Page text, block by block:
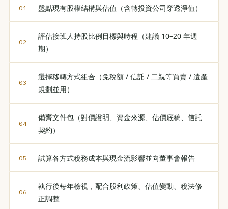
盤點現有股權結構與估值（含轉投資公司穿透淨值）
評估接班人持股比例目標與時程（建議 10–20 年週
期）
選擇移轉方式組合（免稅額 / 信託 / 二親等買賣 / 遺產
規劃並用）
備齊文件包（對價證明、資金來源、估價底稿、信託
契約）
試算各方式稅務成本與現金流影響並向董事會報告
執行後每年檢視，配合股利政策、估值變動、稅法修
正調整